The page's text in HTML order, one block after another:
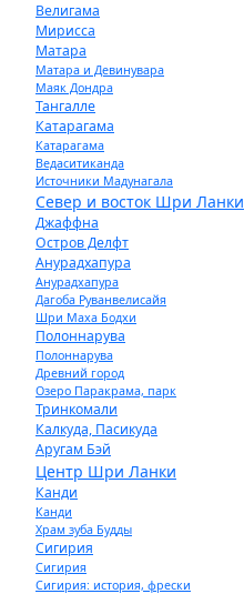
Велигама
Мирисса
Матара
Матара и Девинувара
Маяк Дондра
Тангалле
Катарагама
Катарагама
Ведаситиканда
Источники Мадунагала
Север и восток Шри Ланки
Джаффна
Остров Делфт
Анурадхапура
Анурадхапура
Дагоба Руванвелисайя
Шри Маха Бодхи
Полоннарува
Полоннарува
Древний город
Озеро Паракрама, парк
Тринкомали
Калкуда, Пасикуда
Аругам Бэй
Центр Шри Ланки
Канди
Канди
Храм зуба Будды
Сигирия
Сигирия
Сигирия: история, фрески